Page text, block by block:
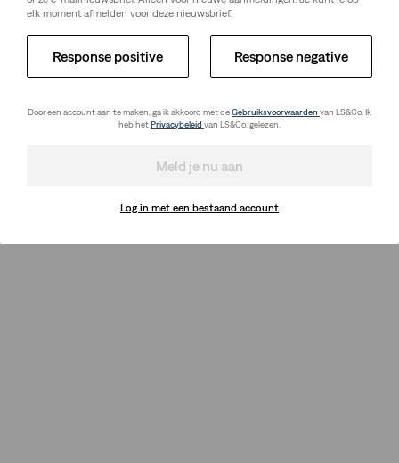
elk moment afmelden voor deze nieuwsbrief.
Response positive Response negative
Door een account aan te maken, ga ik akkoord met deGebruiksvoorwaarden van LS&Co. Ik
heb hetPrivacybeleid van LS&Co. gelezen.
Meld je nu aan
Log in met een bestaand account